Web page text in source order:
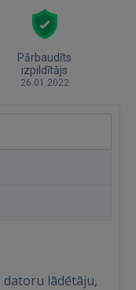
Pārbaudīts
izpildītājs
26.01.2022
datoru lādētāju,